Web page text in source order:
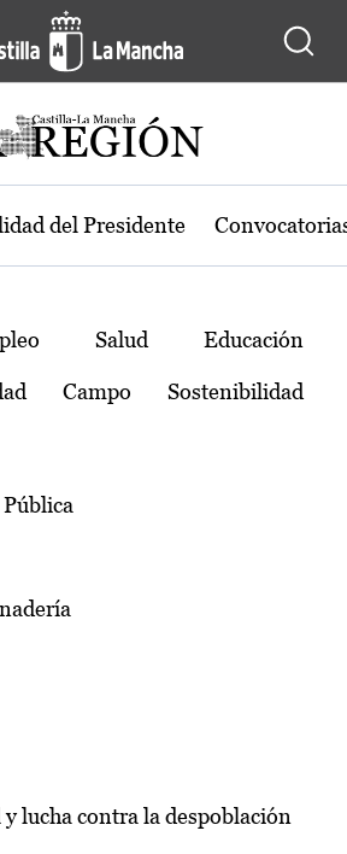
región de Castilla-La
del Presidente
Salud Educación
Campo Sostenibilidad
lucha contra la despoblación